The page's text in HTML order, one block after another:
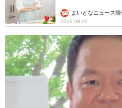
まいどなニュース
2026.08.09